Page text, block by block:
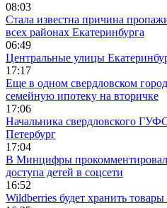
08:03
Стала известна причина
всех районах Екатеринбурга
06:49
Центральные улицы
17:17
Еще в одном свердловском
семейную ипотеку на вторичке
17:06
Начальника свердловского
Петербург
17:04
В Минцифры
доступа детей в соцсети
16:52
Wildberries будет хранить